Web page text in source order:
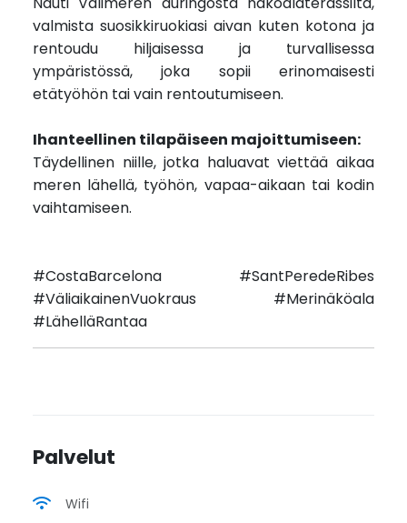
valmista suosikkiruokiasi aivan kuten kotona ja
rentoudu hiljaisessa ja turvallisessa
ympäristössä, joka sopii erinomaisesti
etätyöhön tai vain rentoutumiseen.
Ihanteellinen tilapäiseen majoittumiseen:
Täydellinen niille, jotka haluavat viettää aikaa
meren lähellä, työhön, vapaa-aikaan tai kodin
vaihtamiseen.
#CostaBarcelona #SantPeredeRibes
#VäliaikainenVuokraus #Merinäköala
#LähelläRantaa
Palvelut
Wifi